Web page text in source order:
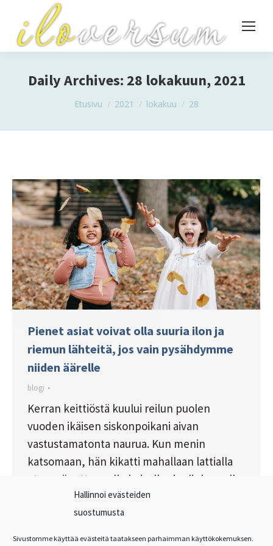
Hallinnoi evästeiden
suostumusta
Sivustomme käyttää evästeitä taatakseen parhaimman käyttökokemuksen.
Daily Archives: 28 lokakuun, 2021
You are here:
Etusivu 2021 lokakuu 28
Pienet asiat voivat olla suuria ilon ja
riemun lähteitä, jos vain pysähdymme
niiden äärelle
blogi
Kerran keittiöstä kuului reilun puolen
vuoden ikäisen siskonpoikani aivan
vastustamatonta naurua. Kun menin
katsomaan, hän kikatti mahallaan lattialla
eteensä sattuneelle kuivalle sipulinkuorelle,
joka liikkui hänen hengityksensä tahdissa.
Itse sipulinkuorikin oli viehättävä siinä